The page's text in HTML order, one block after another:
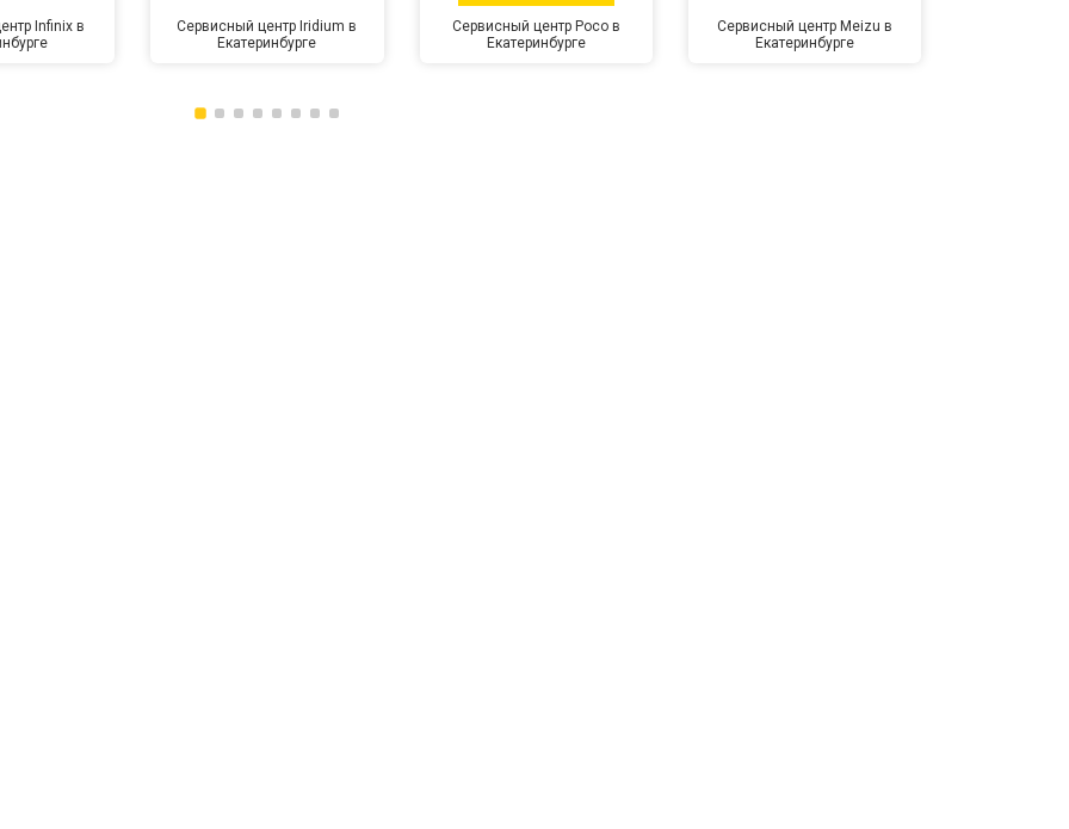
Infinix в
Сервисный центр Iridium в
Екатеринбурге
Сервисный центр Poco в
Екатеринбурге
Сервисный центр Meizu в
Екатеринбурге